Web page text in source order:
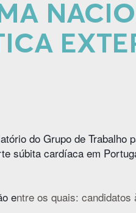
do Grupo de Trabalho
súbita cardíaca em
entre os quais: